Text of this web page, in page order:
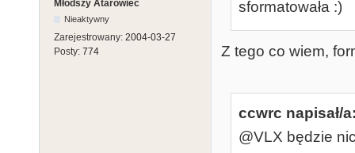
Młodszy Atarowiec
Nieaktywny
Zarejestrowany: 2004-03-27
Posty: 774
sformatowała :)
Z tego co wiem,
ccwrc napisał/
@VLX będzie